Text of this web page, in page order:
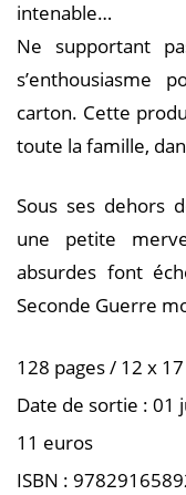
intenable…
Ne supportant
s’enthousiasme
carton. Cette
toute la famille,
Sous ses dehors
une petite
absurdes font
Seconde Guerre
128 pages / 12 x
Date de sortie : 01
11 euros
ISBN :